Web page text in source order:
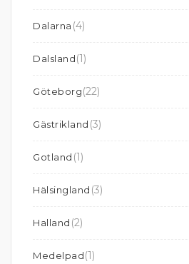
Dalarna (4)
Dalsland(1)
Göteborg(22)
Gästrikland (3)
Gotland (1)
Hälsingland (3)
Halland (2)
Medelpad(1)